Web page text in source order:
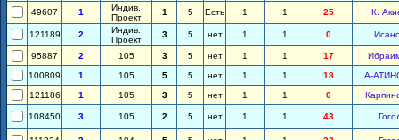
49607 1
Индив.
Проект
1 5 Есть 1 1 25 К.
121189 2
Индив.
Проект
3 5 нет 1 1 0
95887 2 105 3 5 нет 1 1 17
100809
1 105 5 5 нет 1 1 18
А-
121186
1 105 3 5 нет 1 1 0
108450 3 105 2 5 нет 1 1 43